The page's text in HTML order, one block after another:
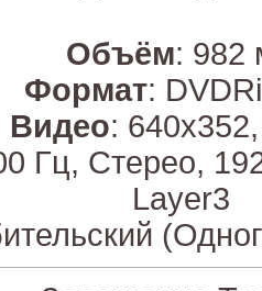
Объём: 982
Формат:
Видео:
Гц, Стерео,
Layer3